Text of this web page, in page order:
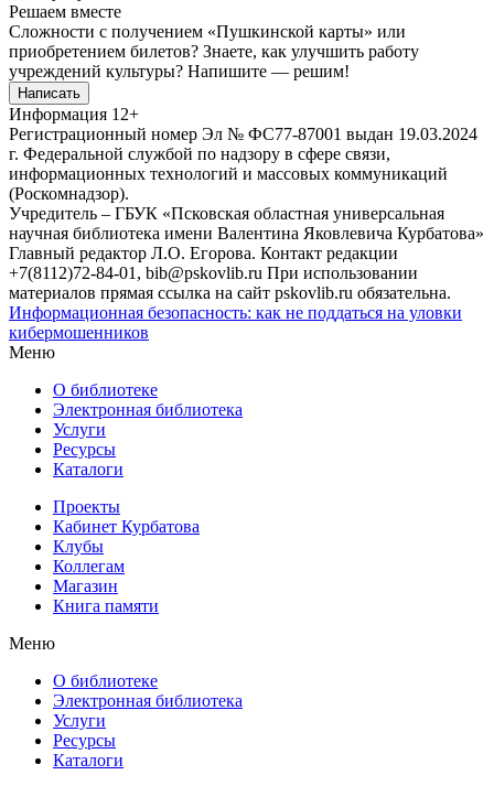
Решаем вместе
Сложности с получением «Пушкинской карты» или
приобретением билетов? Знаете, как улучшить работу
учреждений культуры? Напишите — решим!
Написать
Информация 12+
Регистрационный номер Эл № ФС77-87001 выдан 19.03.2024
г. Федеральной службой по надзору в сфере связи,
информационных технологий и массовых коммуникаций
(Роскомнадзор).
Учредитель – ГБУК «Псковская областная универсальная
научная библиотека имени Валентина Яковлевича Курбатова»
Главный редактор Л.О. Егорова. Контакт редакции
+7(8112)72-84-01, bib@pskovlib.ru При использовании
материалов прямая ссылка на сайт pskovlib.ru обязательна.
Информационная безопасность: как не поддаться на уловки
кибермошенников
Меню
О библиотеке
Электронная библиотека
Услуги
Ресурсы
Каталоги
Проекты
Кабинет Курбатова
Клубы
Коллегам
Магазин
Книга памяти
Меню
О библиотеке
Электронная библиотека
Услуги
Ресурсы
Каталоги